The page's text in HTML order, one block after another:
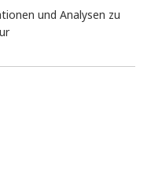
und Analysen zu